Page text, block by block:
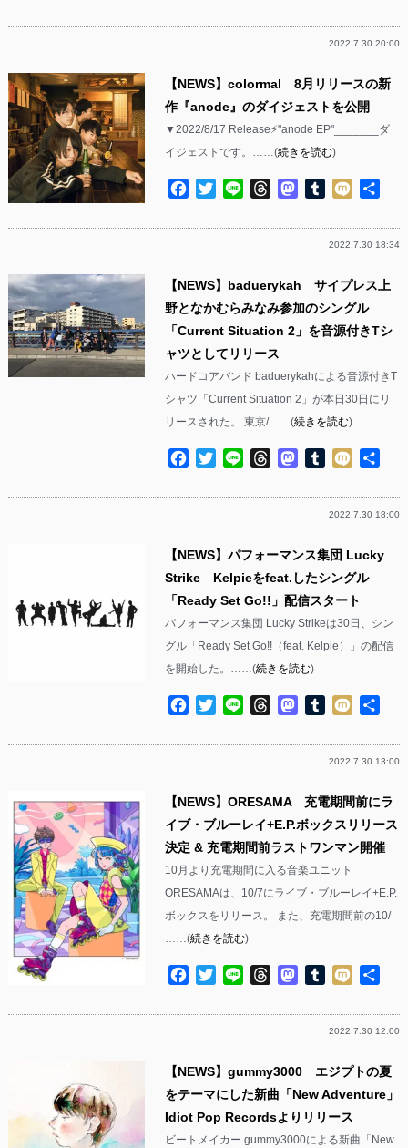
2022.7.30 20:00
【NEWS】colormal 8月リリースの新
作『anode』のダイジェストを公開
▼2022/8/17 Release⚡️"anode EP"_______ダ
イジェストです。……(続きを読む)
Facebook
TwitterLine ThreadsMastodon
Tumblr
Mixi
2022.7.30 18:34
【NEWS】baduerykah サイプレス上
野となかむらみなみ参加のシングル
「Current Situation 2」を音源付きTシ
ャツとしてリリース
ハードコアバンド baduerykahによる音源付きT
シャツ「Current Situation 2」が本日30日にリ
リースされた。 東京/……(続きを読む)
Facebook
TwitterLine ThreadsMastodon
Tumblr
Mixi
2022.7.30 18:00
【NEWS】パフォーマンス集団 Lucky
Strike Kelpieをfeat.したシングル
「Ready Set Go!!」配信スタート
パフォーマンス集団 Lucky Strikeは30日、シン
グル「Ready Set Go!!（feat. Kelpie）」の配信
を開始した。……(続きを読む)
Facebook
TwitterLine ThreadsMastodon
Tumblr
Mixi
2022.7.30 13:00
【NEWS】ORESAMA 充電期間前にラ
イブ・ブルーレイ+E.P.ボックスリリース
決定 & 充電期間前ラストワンマン開催
10月より充電期間に入る音楽ユニット
ORESAMAは、10/7にライブ・ブルーレイ+E.P.
ボックスをリリース。 また、充電期間前の10/
……(続きを読む)
Facebook
TwitterLine ThreadsMastodon
Tumblr
Mixi
2022.7.30 12:00
【NEWS】gummy3000 エジプトの夏
をテーマにした新曲「New Adventure」
Idiot Pop Recordsよりリリース
ビートメイカー gummy3000による新曲「New